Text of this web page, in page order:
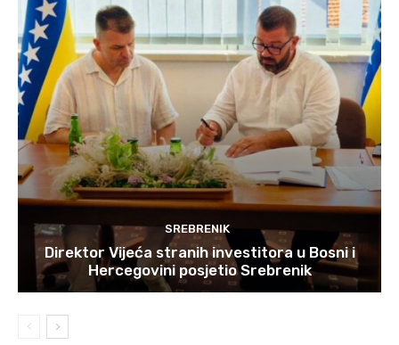
SREBRENIK
Direktor Vijeća stranih investitora u Bosni i
Hercegovini posjetio Srebrenik